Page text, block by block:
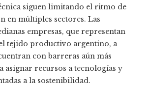
siguen limitando el ritmo de
en múltiples sectores. Las
empresas, que representan
tejido productivo argentino, a
con barreras aún más
asignar recursos a tecnologías y
a la sostenibilidad.